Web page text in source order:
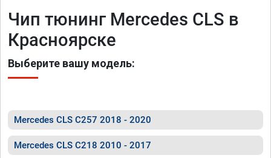
Чип тюнинг Mercedes CLS в
Красноярске
Выберите вашу модель:
Mercedes CLS C257 2018 - 2020
Mercedes CLS C218 2010 - 2017